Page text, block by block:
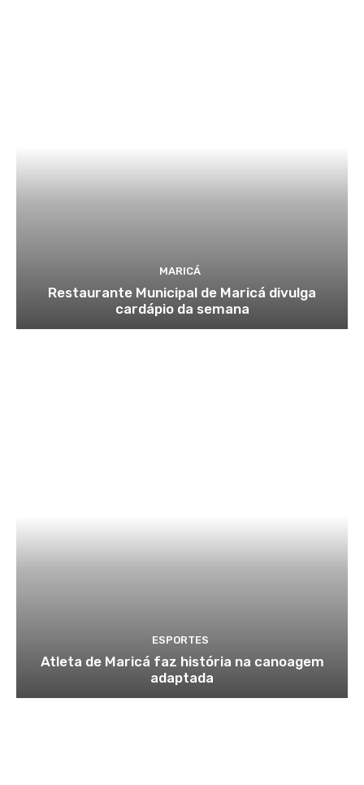
MARICÁ
Restaurante Municipal de Maricá divulga
cardápio da semana
ESPORTES
Atleta de Maricá faz história na canoagem
adaptada